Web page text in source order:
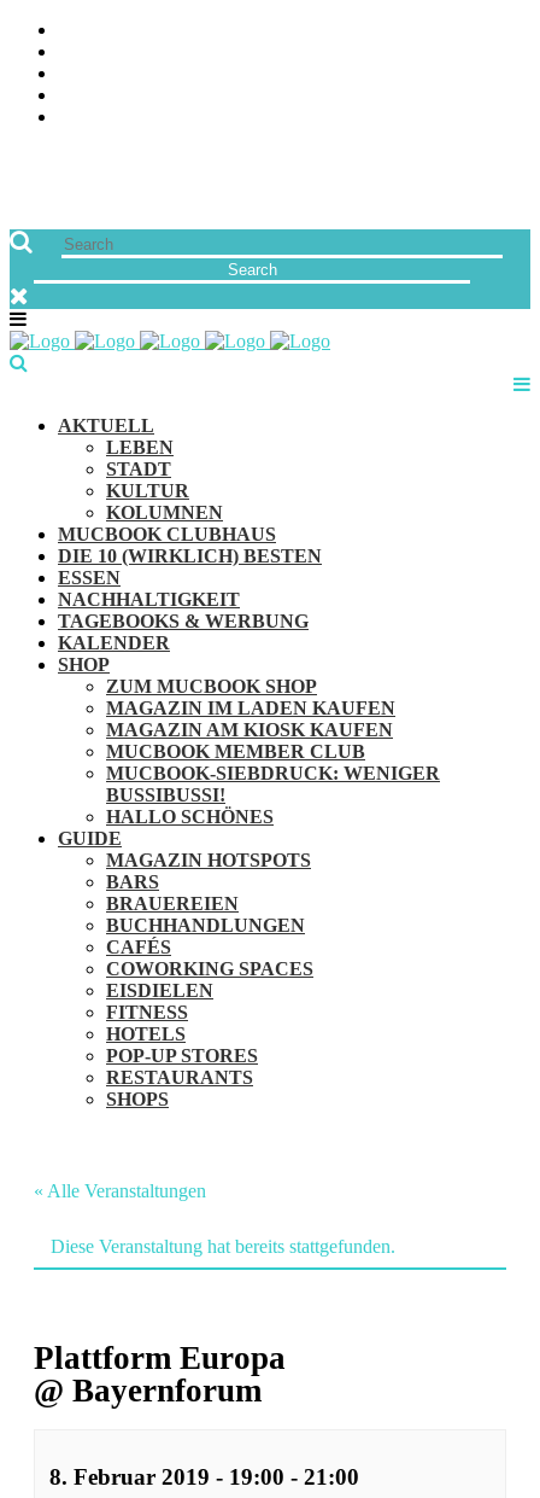
AKTUELL
LEBEN
STADT
KULTUR
KOLUMNEN
MUCBOOK CLUBHAUS
DIE 10 (WIRKLICH) BESTEN
ESSEN
NACHHALTIGKEIT
TAGEBOOKS & WERBUNG
KALENDER
SHOP
ZUM MUCBOOK SHOP
MAGAZIN IM LADEN KAUFEN
MAGAZIN AM KIOSK KAUFEN
MUCBOOK MEMBER CLUB
MUCBOOK-SIEBDRUCK: WENIGER
BUSSIBUSSI!
HALLO SCHÖNES
GUIDE
MAGAZIN HOTSPOTS
BARS
BRAUEREIEN
BUCHHANDLUNGEN
CAFÉS
COWORKING SPACES
EISDIELEN
FITNESS
HOTELS
POP-UP STORES
RESTAURANTS
SHOPS
« Alle Veranstaltungen
Diese Veranstaltung hat bereits stattgefunden.
Plattform Europa
@ Bayernforum
8. Februar 2019 - 19:00 - 21:00